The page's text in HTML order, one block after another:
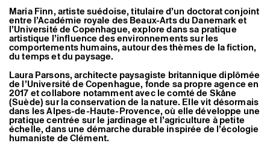
Maria Finn, artiste suédoise, titulaire d’un doctorat conjoint
entre l’Académie royale des Beaux-Arts du Danemark et
l’Université de Copenhague, explore dans sa pratique
artistique l’influence des environnements sur les
comportements humains, autour des thèmes de la fiction,
du temps et du paysage.
Laura Parsons, architecte paysagiste britannique diplômée
de l’Université de Copenhague, fonde sa propre agence en
2017 et collabore notamment avec le comté de Skåne
(Suède) sur la conservation de la nature. Elle vit désormais
dans les Alpes-de-Haute-Provence, où elle développe une
pratique centrée sur le jardinage et l’agriculture à petite
échelle, dans une démarche durable inspirée de l’écologie
humaniste de Clément.